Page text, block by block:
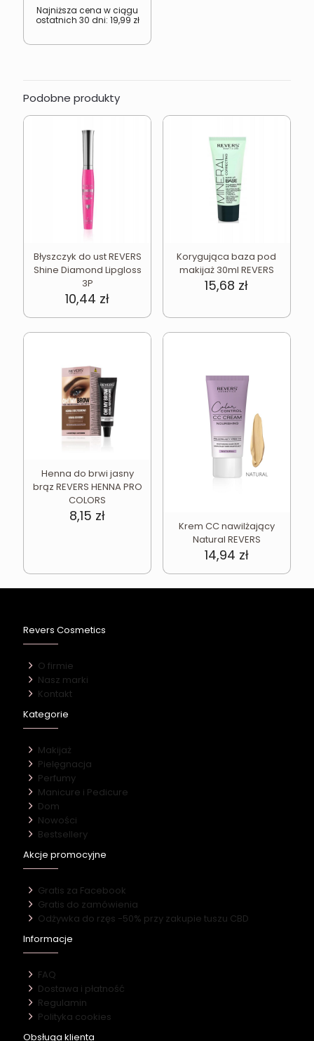
wynosiła:
21,99 zł.
wynosi:
19,99 zł.
Najniższa cena w ciągu
ostatnich 30 dni: 19,99 zł
Podobne produkty
Błyszczyk do ust REVERS
Shine Diamond Lipgloss
3P
10,44 zł
Korygująca baza pod
makijaż 30ml REVERS
15,68 zł
Henna do brwi jasny
brąz REVERS HENNA PRO
COLORS
8,15 zł
Krem CC nawilżający
Natural REVERS
14,94 zł
Revers Cosmetics
O firmie
Nasz marki
Kontakt
Kategorie
Makijaż
Pielęgnacja
Perfumy
Manicure i Pedicure
Dom
Nowości
Bestsellery
Akcje promocyjne
Gratis za Facebook
Gratis do zamówienia
Odżywka do rzęs -50% przy zakupie tuszu CBD
Informacje
FAQ
Dostawa i płatność
Regulamin
Polityka cookies
Obsługa klienta